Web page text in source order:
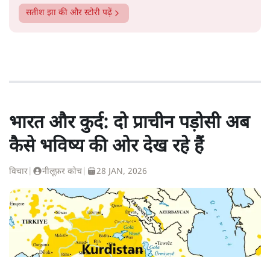
सतीश झा की और स्टोरी पढ़ें
भारत और कुर्द: दो प्राचीन पड़ोसी अब
कैसे भविष्य की ओर देख रहे हैं
विचार नीलूफ़र कोच 28 JAN, 2026